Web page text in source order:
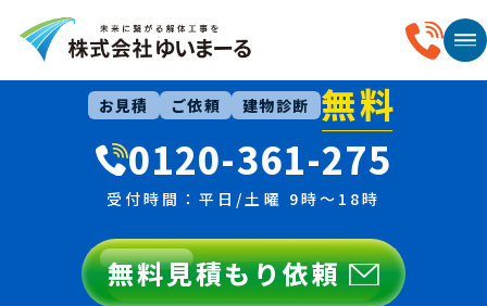
CONTACT
お見積
ご依頼 建物診断 無料
0120-361-275
受付時間：平日/土曜 9時〜18時
無料見積もり依頼